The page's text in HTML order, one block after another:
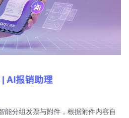
能分组发票与附件，根据附件内容自